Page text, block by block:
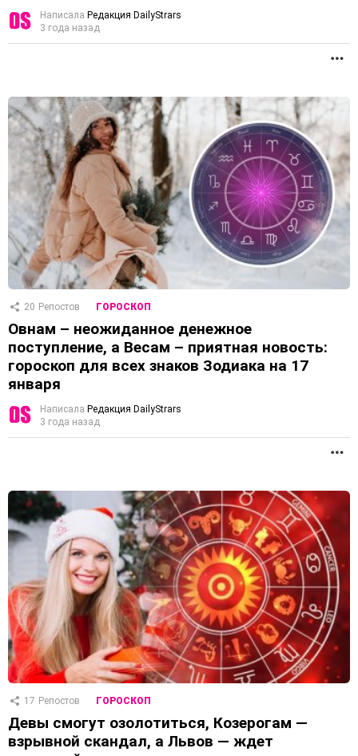
Написала Редакция DailyStrars
3 года назад
20 Репостов ГОРОСКОП
Овнам – неожиданное денежное
поступление, а Весам – приятная новость:
гороскоп для всех знаков Зодиака на 17
января
Написала Редакция DailyStrars
3 года назад
17 Репостов ГОРОСКОП
Девы смогут озолотиться, Козерогам —
взрывной скандал, а Львов — ждет